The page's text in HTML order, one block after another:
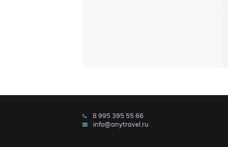
8 995 395 55 66
info@anytravel.ru